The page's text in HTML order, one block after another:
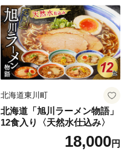
北海道東川町
北海道「旭川ラーメン物語」
12食入り〈天然水仕込み〉
18,000円